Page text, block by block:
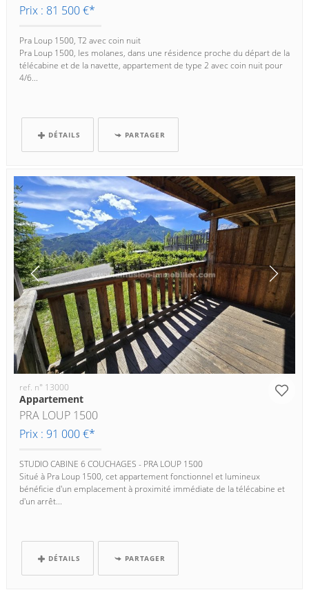
Prix : 81 500 €*
Pra Loup 1500, T2 avec coin nuit
Pra Loup 1500, les molanes, dans une résidence proche du départ de la
télécabine et de la navette, appartement de type 2 avec coin nuit pour
4/6...
DÉTAILS PARTAGER
ref. n° 13000
Appartement
PRA LOUP 1500
Prix : 91 000 €*
STUDIO CABINE 6 COUCHAGES - PRA LOUP 1500
Situé à Pra Loup 1500, cet appartement fonctionnel et lumineux
bénéficie d'un emplacement à proximité immédiate de la télécabine et
d'un arrêt...
DÉTAILS PARTAGER